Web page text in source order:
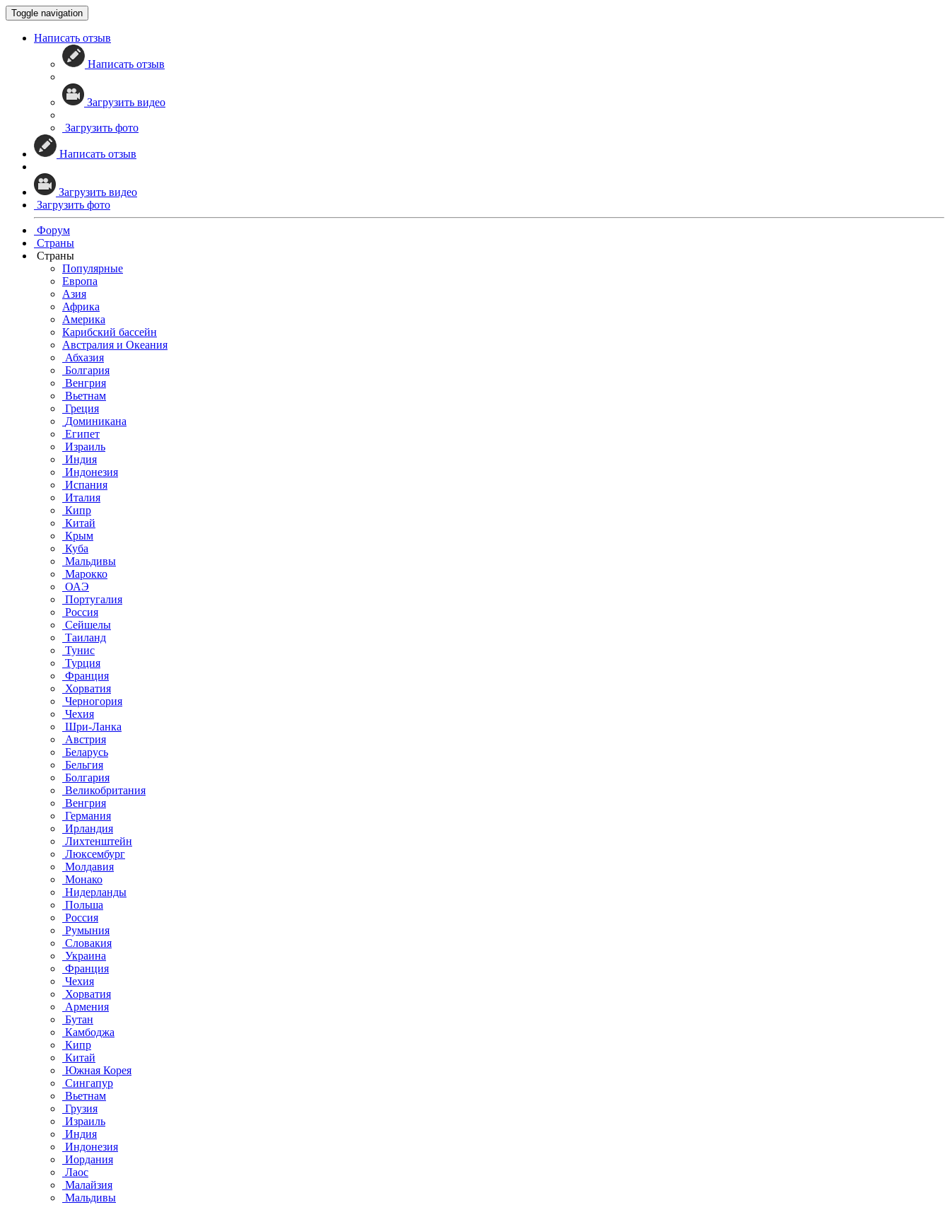
Toggle navigation
Написать отзыв
Написать отзыв
Загрузить видео
Загрузить фото
Написать отзыв
Загрузить видео
Загрузить фото
Форум
Страны
Страны
Популярные
Европа
Азия
Африка
Америка
Карибский бассейн
Австралия и Океания
Абхазия
Болгария
Венгрия
Вьетнам
Греция
Доминикана
Египет
Израиль
Индия
Индонезия
Испания
Италия
Кипр
Китай
Крым
Куба
Мальдивы
Марокко
ОАЭ
Португалия
Россия
Сейшелы
Таиланд
Тунис
Турция
Франция
Хорватия
Черногория
Чехия
Шри-Ланка
Австрия
Беларусь
Бельгия
Болгария
Великобритания
Венгрия
Германия
Ирландия
Лихтенштейн
Люксембург
Молдавия
Монако
Нидерланды
Польша
Россия
Румыния
Словакия
Украина
Франция
Чехия
Хорватия
Армения
Бутан
Камбоджа
Кипр
Китай
Южная Корея
Сингапур
Вьетнам
Грузия
Израиль
Индия
Индонезия
Иордания
Лаос
Малайзия
Мальдивы